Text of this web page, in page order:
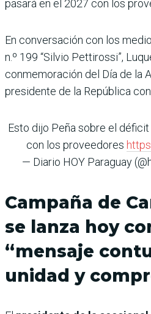
pasará en el 2027 con los
En conversación con los
n.º 199 “Silvio Pettirossi”,
conmemoración del Día de la
presidente de la República
Esto dijo Peña sobre el
con los proveedores
— Diario HOY Paraguay
Campaña de
se lanza hoy
“mensaje
unidad y